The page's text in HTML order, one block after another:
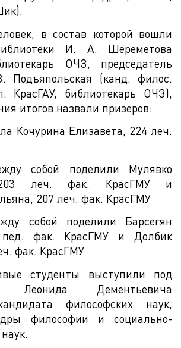
в состав которой вошли
И. А. Шереметова
ОЧЗ, председатель
(канд. филос.
КрасГАУ, библиотекарь ОЧЗ),
итогов назвали призеров:
Кочурина Елизавета, 224 леч.
собой поделили Мулявко
203 леч. фак. КрасГМУ и
207 леч. фак. КрасГМУ
собой поделили Барсегян
фак. КрасГМУ и Долбик
фак. КрасГМУ
студенты выступили под
Леонида Дементьевича
философских наук,
философии и социально-